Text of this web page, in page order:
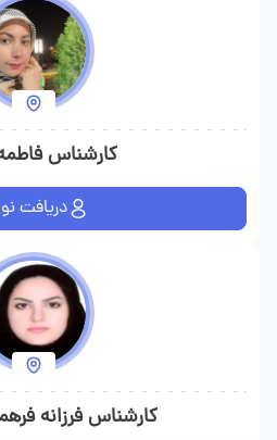
کارشناس
دریافت
کارشناس فرزانه